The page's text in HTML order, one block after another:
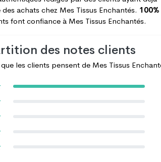
des achats chez Mes Tissus Enchantés. 100%
font confiance à Mes Tissus Enchantés.
des notes clients
les clients pensent de Mes Tissus